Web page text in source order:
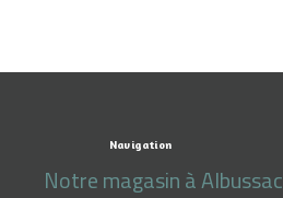
Navigation
Notre magasin à Albussac